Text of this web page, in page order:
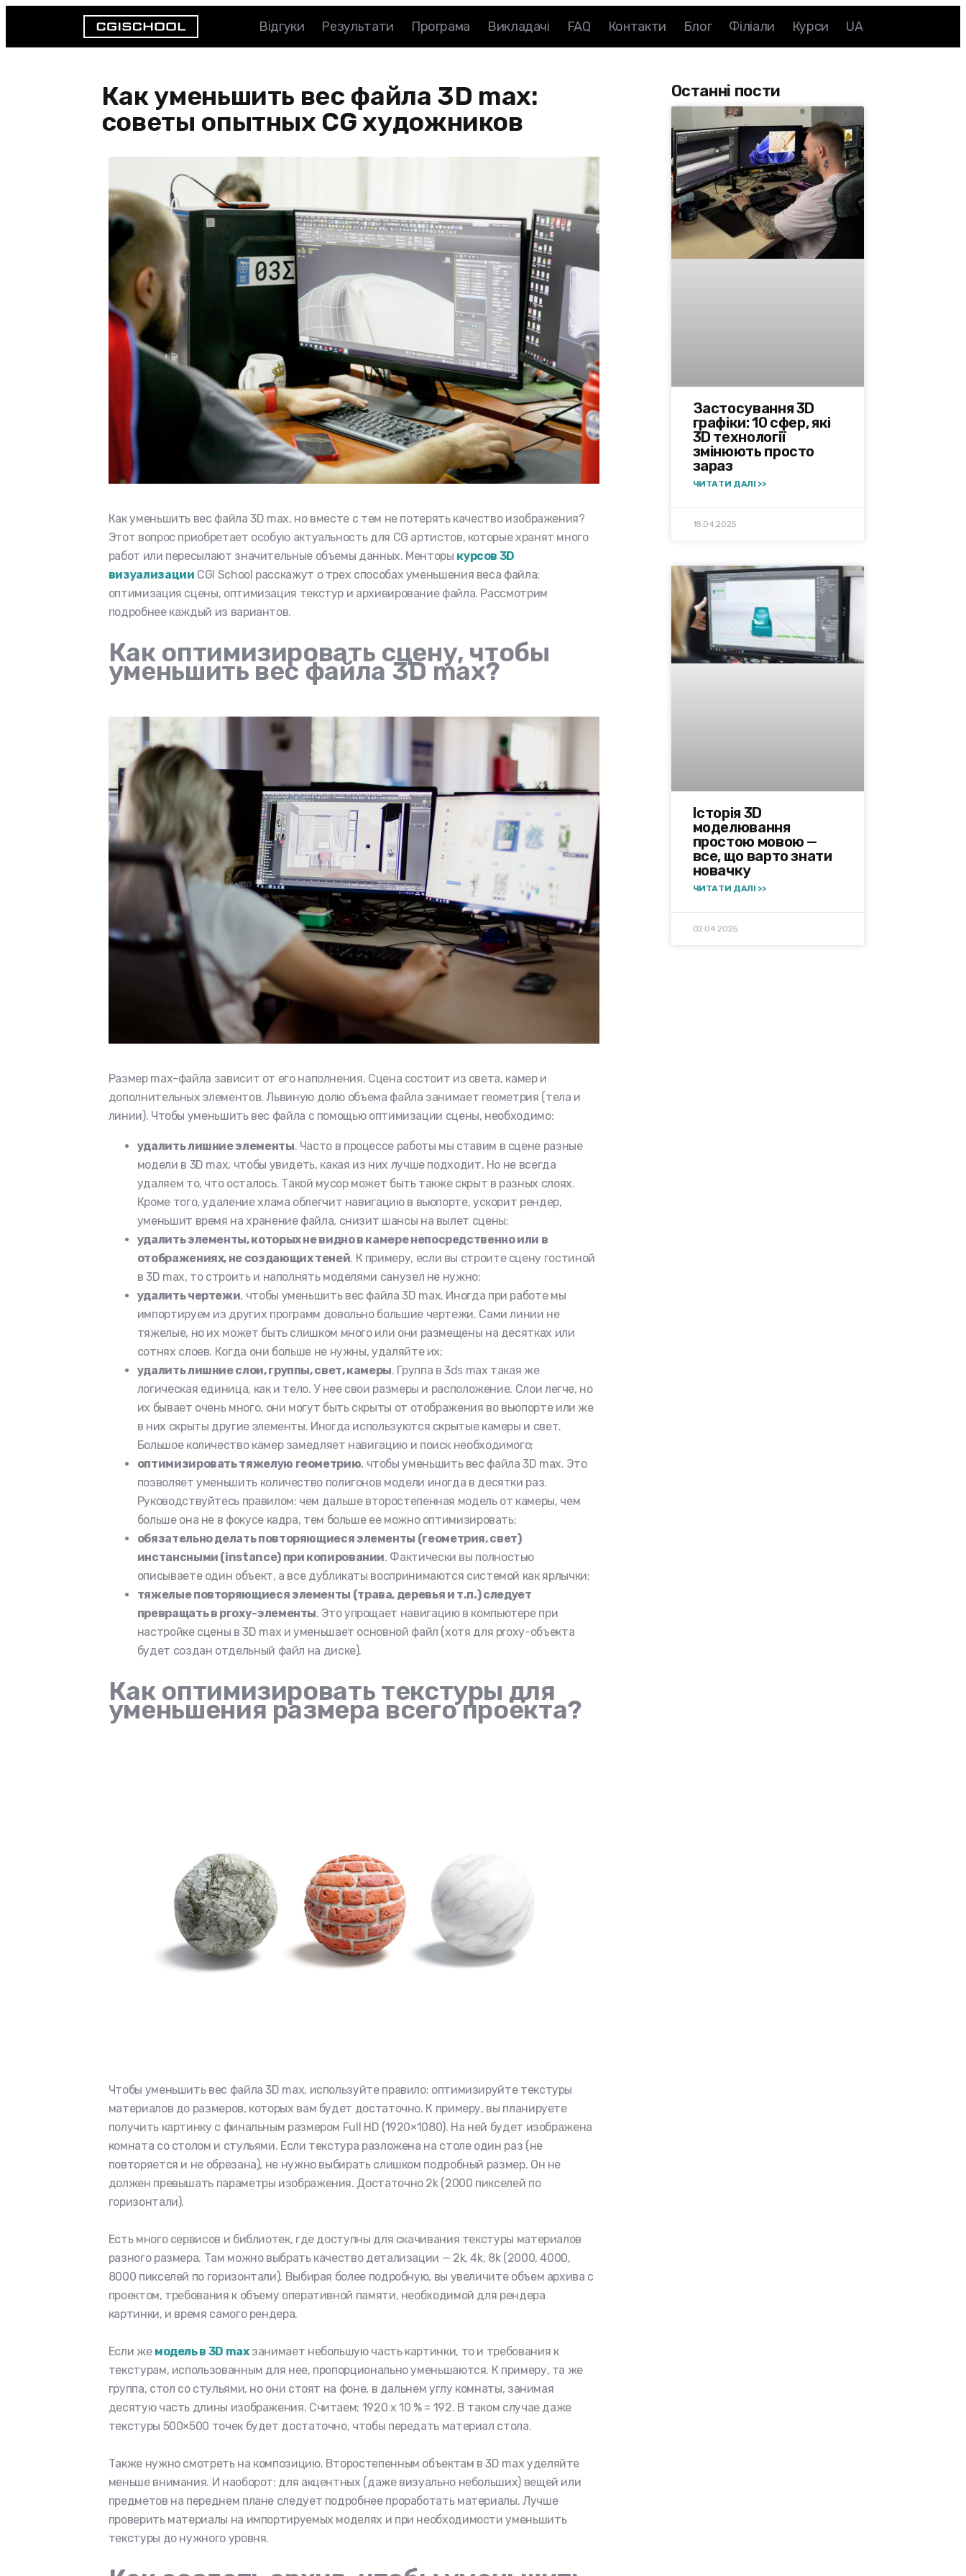
Відгуки Результати Програма Викладачі FAQ Контакти Блог Філіали Курси UA
Как уменьшить вес файла 3D max:
советы опытных CG художников
Как уменьшить вес файла 3D max, но вместе с тем не потерять качество изображения?
Этот вопрос приобретает особую актуальность для CG артистов, которые хранят много
работ или пересылают значительные объемы данных. Менторы курсов 3D
визуализации CGI School расскажут о трех способах уменьшения веса файла:
оптимизация сцены, оптимизация текстур и архивирование файла. Рассмотрим
подробнее каждый из вариантов.
Как оптимизировать сцену, чтобы
уменьшить вес файла 3D max?
Размер max-файла зависит от его наполнения. Сцена состоит из света, камер и
дополнительных элементов. Львиную долю объема файла занимает геометрия (тела и
линии). Чтобы уменьшить вес файла с помощью оптимизации сцены, необходимо:
удалить лишние элементы. Часто в процессе работы мы ставим в сцене разные
модели в 3D max, чтобы увидеть, какая из них лучше подходит. Но не всегда
удаляем то, что осталось. Такой мусор может быть также скрыт в разных слоях.
Кроме того, удаление хлама облегчит навигацию в вьюпорте, ускорит рендер,
уменьшит время на хранение файла, снизит шансы на вылет сцены;
удалить элементы, которых не видно в камере непосредственно или в
отображениях, не создающих теней. К примеру, если вы строите сцену гостиной
в 3D max, то строить и наполнять моделями санузел не нужно;
удалить чертежи, чтобы уменьшить вес файла 3D max. Иногда при работе мы
импортируем из других программ довольно большие чертежи. Сами линии не
тяжелые, но их может быть слишком много или они размещены на десятках или
сотнях слоев. Когда они больше не нужны, удаляйте их;
удалить лишние слои, группы, свет, камеры. Группа в 3ds max такая же
логическая единица, как и тело. У нее свои размеры и расположение. Слои легче, но
их бывает очень много, они могут быть скрыты от отображения во вьюпорте или же
в них скрыты другие элементы. Иногда используются скрытые камеры и свет.
Большое количество камер замедляет навигацию и поиск необходимого;
оптимизировать тяжелую геометрию, чтобы уменьшить вес файла 3D max. Это
позволяет уменьшить количество полигонов модели иногда в десятки раз.
Руководствуйтесь правилом: чем дальше второстепенная модель от камеры, чем
больше она не в фокусе кадра, тем больше ее можно оптимизировать;
обязательно делать повторяющиеся элементы (геометрия, свет)
инстансными (instance) при копировании. Фактически вы полностью
описываете один объект, а все дубликаты воспринимаются системой как ярлычки;
тяжелые повторяющиеся элементы (трава, деревья и т.п.) следует
превращать в proxy-элементы. Это упрощает навигацию в компьютере при
настройке сцены в 3D max и уменьшает основной файл (хотя для proxy-объекта
будет создан отдельный файл на диске).
Как оптимизировать текстуры для
уменьшения размера всего проекта?
Чтобы уменьшить вес файла 3D max, используйте правило: оптимизируйте текстуры
материалов до размеров, которых вам будет достаточно. К примеру, вы планируете
получить картинку с финальным размером Full HD (1920×1080). На ней будет изображена
комната со столом и стульями. Если текстура разложена на столе один раз (не
повторяется и не обрезана), не нужно выбирать слишком подробный размер. Он не
должен превышать параметры изображения. Достаточно 2k (2000 пикселей по
горизонтали).
Есть много сервисов и библиотек, где доступны для скачивания текстуры материалов
разного размера. Там можно выбрать качество детализации — 2k, 4k, 8k (2000, 4000,
8000 пикселей по горизонтали). Выбирая более подробную, вы увеличите объем архива с
проектом, требования к объему оперативной памяти, необходимой для рендера
картинки, и время самого рендера.
Если же модель в 3D maxзанимает небольшую часть картинки, то и требования к
текстурам, использованным для нее, пропорционально уменьшаются. К примеру, та же
группа, стол со стульями, но они стоят на фоне, в дальнем углу комнаты, занимая
десятую часть длины изображения. Считаем: 1920 х 10 % = 192. В таком случае даже
текстуры 500×500 точек будет достаточно, чтобы передать материал стола.
Также нужно смотреть на композицию. Второстепенным объектам в 3D max уделяйте
меньше внимания. И наоборот: для акцентных (даже визуально небольших) вещей или
предметов на переднем плане следует подробнее проработать материалы. Лучше
проверить материалы на импортируемых моделях и при необходимости уменьшить
текстуры до нужного уровня.
Останні пости
Застосування 3D
графіки: 10 сфер, які
3D технології
змінюють просто
зараз
ЧИТАТИ ДАЛІ >>
18.04.2025
Історія 3D
моделювання
простою мовою —
все, що варто знати
новачку
ЧИТАТИ ДАЛІ >>
02.04.2025